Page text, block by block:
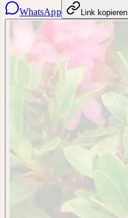
WhatsApp Link kopieren